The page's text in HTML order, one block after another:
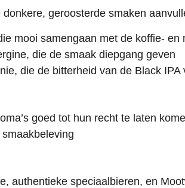
geroosterde smaken
mooi samengaan met de koffie- en
die de smaak diepgang geven
die de bitterheid van de Black IPA
goed tot hun recht te laten
authentieke speciaalbieren, en